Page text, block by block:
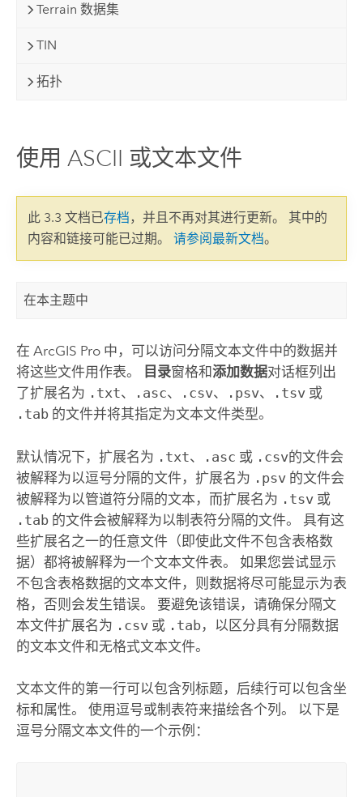
Terrain 数据集
TIN
拓扑
使用 ASCII 或文本文件
此 3.3 文档已存档，并且不再对其进行更新。 其中的
内容和链接可能已过期。 请参阅最新文档。
在本主题中
在 ArcGIS Pro中，可以访问分隔文本文件中的数据并
将这些文件用作表。
目录窗格和添加数据对话框列出
了扩展名为 .txt、 .asc、 .csv、 .psv、 .tsv或
.tab的文件并将其指定为文本文件类型。
默认情况下，扩展名为 .txt、 .asc 或 .csv的文件会
被解释为以逗号分隔的文件，扩展名为 .psv的文件会
被解释为以管道符分隔的文本，而扩展名为 .tsv或
.tab的文件会被解释为以制表符分隔的文件。 具有这
些扩展名之一的任意文件（即使此文件不包含表格数
据）都将被解释为一个文本文件表。 如果您尝试显示
不包含表格数据的文本文件，则数据将尽可能显示为表
格，否则会发生错误。 要避免该错误，请确保分隔文
本文件扩展名为 .csv或 .tab，以区分具有分隔数据
的文本文件和无格式文本文件。
文本文件的第一行可以包含列标题，后续行可以包含坐
标和属性。 使用逗号或制表符来描绘各个列。 以下是
逗号分隔文本文件的一个示例：